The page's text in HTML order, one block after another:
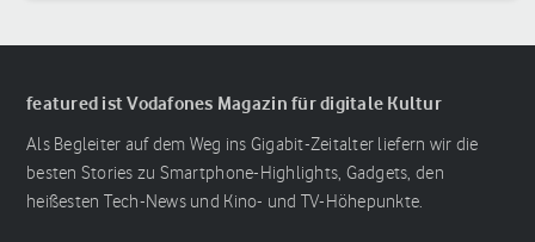
featured ist Vodafones Magazin für digitale Kultur
Als Begleiter auf dem Weg ins Gigabit-Zeitalter liefern wir die
besten Stories zu Smartphone-Highlights, Gadgets, den
heißesten Tech-News und Kino- und TV-Höhepunkte.